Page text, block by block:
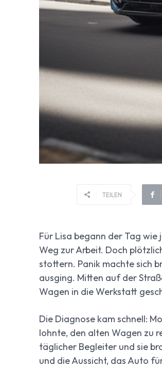
TEILEN
Für Lisa begann der Tag
Weg zur Arbeit. Doch
stottern. Panik machte sich
ausging. Mitten auf der
Wagen in die Werkstatt
Die Diagnose kam schnell:
lohnte, den alten Wagen zu
täglicher Begleiter und sie
und die Aussicht, das Auto